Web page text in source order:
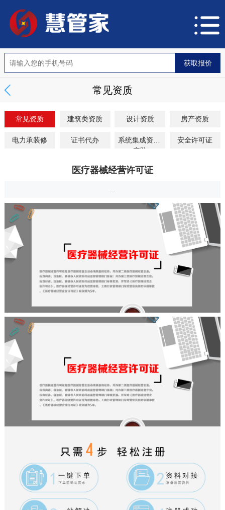
常见资质
常见资质 建筑类资质 设计资质 房产资质
电力承装修 证书代办
系统集成资质/
安防
安全许可证
医疗器械经营许可证
...